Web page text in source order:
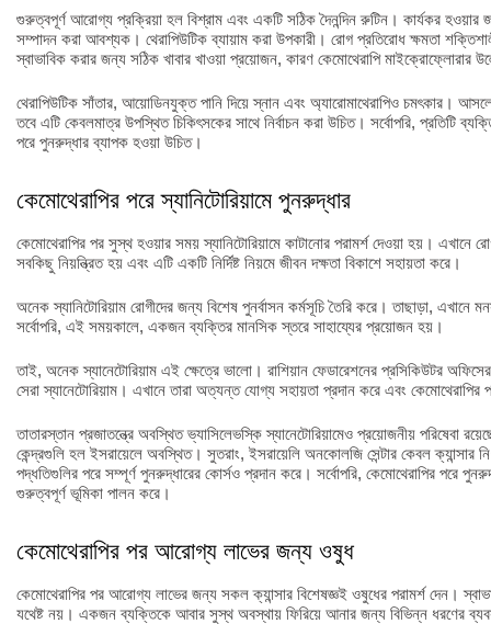
গুরুত্বপূর্ণ আরোগ্য প্রক্রিয়া হল বিশ্রাম এবং একটি সঠিক দৈনন্দিন রুটিন। কার্যকর হওয়ার
সম্পাদন করা আবশ্যক। থেরাপিউটিক ব্যায়াম করা উপকারী। রোগ প্রতিরোধ ক্ষমতা
স্বাভাবিক করার জন্য সঠিক খাবার খাওয়া প্রয়োজন, কারণ কেমোথেরাপি মাইক্রোফ্লোরার
থেরাপিউটিক সাঁতার, আয়োডিনযুক্ত পানি দিয়ে স্নান এবং অ্যারোমাথেরাপিও চমৎকার।
তবে এটি কেবলমাত্র উপস্থিত চিকিৎসকের সাথে নির্বাচন করা উচিত। সর্বোপরি, প্রতিটি
পরে পুনরুদ্ধার ব্যাপক হওয়া উচিত।
কেমোথেরাপির পরে স্যানিটোরিয়ামে পুনরুদ্ধার
কেমোথেরাপির পর সুস্থ হওয়ার সময় স্যানিটোরিয়ামে কাটানোর পরামর্শ দেওয়া হয়। এখানে
সবকিছু নিয়ন্ত্রিত হয় এবং এটি একটি নির্দিষ্ট নিয়মে জীবন দক্ষতা বিকাশে সহায়তা করে।
অনেক স্যানিটোরিয়াম রোগীদের জন্য বিশেষ পুনর্বাসন কর্মসূচি তৈরি করে। তাছাড়া, এখানে
সর্বোপরি, এই সময়কালে, একজন ব্যক্তির মানসিক স্তরে সাহায্যের প্রয়োজন হয়।
তাই, অনেক স্যানেটোরিয়াম এই ক্ষেত্রে ভালো। রাশিয়ান ফেডারেশনের প্রসিকিউটর
সেরা স্যানেটোরিয়াম। এখানে তারা অত্যন্ত যোগ্য সহায়তা প্রদান করে এবং
তাতারস্তান প্রজাতন্ত্রে অবস্থিত ভ্যাসিলেভস্কি স্যানেটোরিয়ামেও প্রয়োজনীয় পরিষেবা
কেন্দ্রগুলি হল ইসরায়েলে অবস্থিত। সুতরাং, ইসরায়েলি অনকোলজি সেন্টার কেবল ক্যান্সার
পদ্ধতিগুলির পরে সম্পূর্ণ পুনরুদ্ধারের কোর্সও প্রদান করে। সর্বোপরি, কেমোথেরাপির পরে
গুরুত্বপূর্ণ ভূমিকা পালন করে।
কেমোথেরাপির পর আরোগ্য লাভের জন্য ওষুধ
কেমোথেরাপির পর আরোগ্য লাভের জন্য সকল ক্যান্সার বিশেষজ্ঞই ওষুধের পরামর্শ দেন।
যথেষ্ট নয়। একজন ব্যক্তিকে আবার সুস্থ অবস্থায় ফিরিয়ে আনার জন্য বিভিন্ন ধরণের